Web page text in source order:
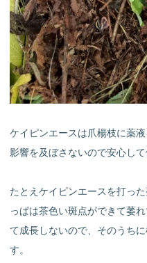
ケイピンエースは爪楊枝に薬
影響を及ぼさないので安心して
たとえケイピンエースを打っ
っぱは茶色い斑点ができて萎
て成長しないので、そのうち
す。